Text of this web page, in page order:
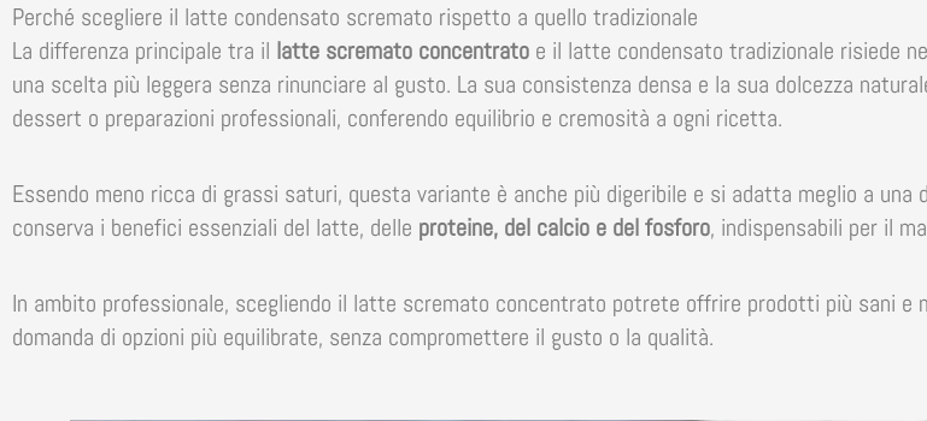
Perché scegliere il latte condensato scremato rispetto a quello tradizionale
La differenza principale tra il latte scremato concentrato e il latte condensato tradizionale risiede
una scelta più leggera senza rinunciare al gusto. La sua consistenza densa e la sua dolcezza
dessert o preparazioni professionali, conferendo equilibrio e cremosità a ogni ricetta.
Essendo meno ricca di grassi saturi, questa variante è anche più digeribile e si adatta meglio a
conserva i benefici essenziali del latte, delle proteine, del calcio e del fosforo, indispensabili per il
In ambito professionale, scegliendo il latte scremato concentrato potrete offrire prodotti più sani e
domanda di opzioni più equilibrate, senza compromettere il gusto o la qualità.